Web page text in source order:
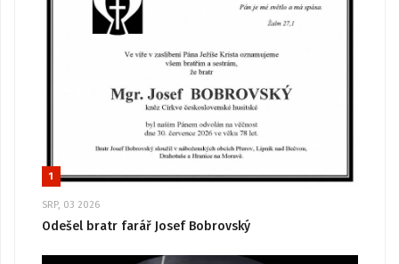
1
SRP, 03 2026
Odešel bratr farář Josef Bobrovský